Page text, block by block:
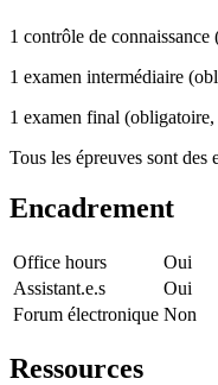
1 contrôle de
1 examen intermédiaire
1 examen final
Tous les épreuves sont des
Encadrement
Office hours
Oui
Assistant.e.s
Oui
Forum électronique Non
Ressources